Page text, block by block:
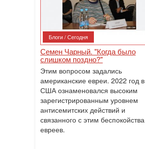
Блоги / Сегодня
Семен Чарный. "Когда было
слишком поздно?"
Этим вопросом задались
американские евреи. 2022 год в
США ознаменовался высоким
зарегистрированным уровнем
антисемитских действий и
связанного с этим беспокойства
евреев.